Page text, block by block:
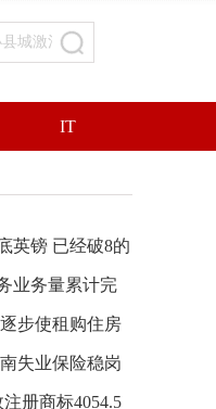
城激活大物流
IT
息
英镑 已经破8的
吗？
业务量累计完
11.0%
步使租购住房
有同等权利
失业保险稳岗
面
册商标4054.5